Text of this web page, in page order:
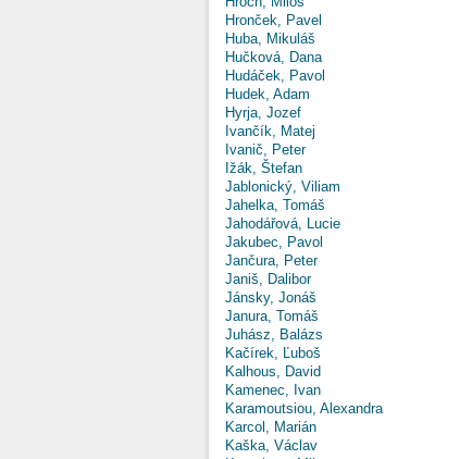
Hronček, Pavel
Huba, Mikuláš
Hučková, Dana
Hudáček, Pavol
Hudek, Adam
Hyrja, Jozef
Ivančík, Matej
Ivanič, Peter
Ižák, Štefan
Jablonický, Viliam
Jahelka, Tomáš
Jahodářová, Lucie
Jakubec, Pavol
Jančura, Peter
Janiš, Dalibor
Jánsky, Jonáš
Janura, Tomáš
Juhász, Balázs
Kačírek, Ľuboš
Kalhous, David
Kamenec, Ivan
Karamoutsiou, Alexandra
Karcol, Marián
Kaška, Václav